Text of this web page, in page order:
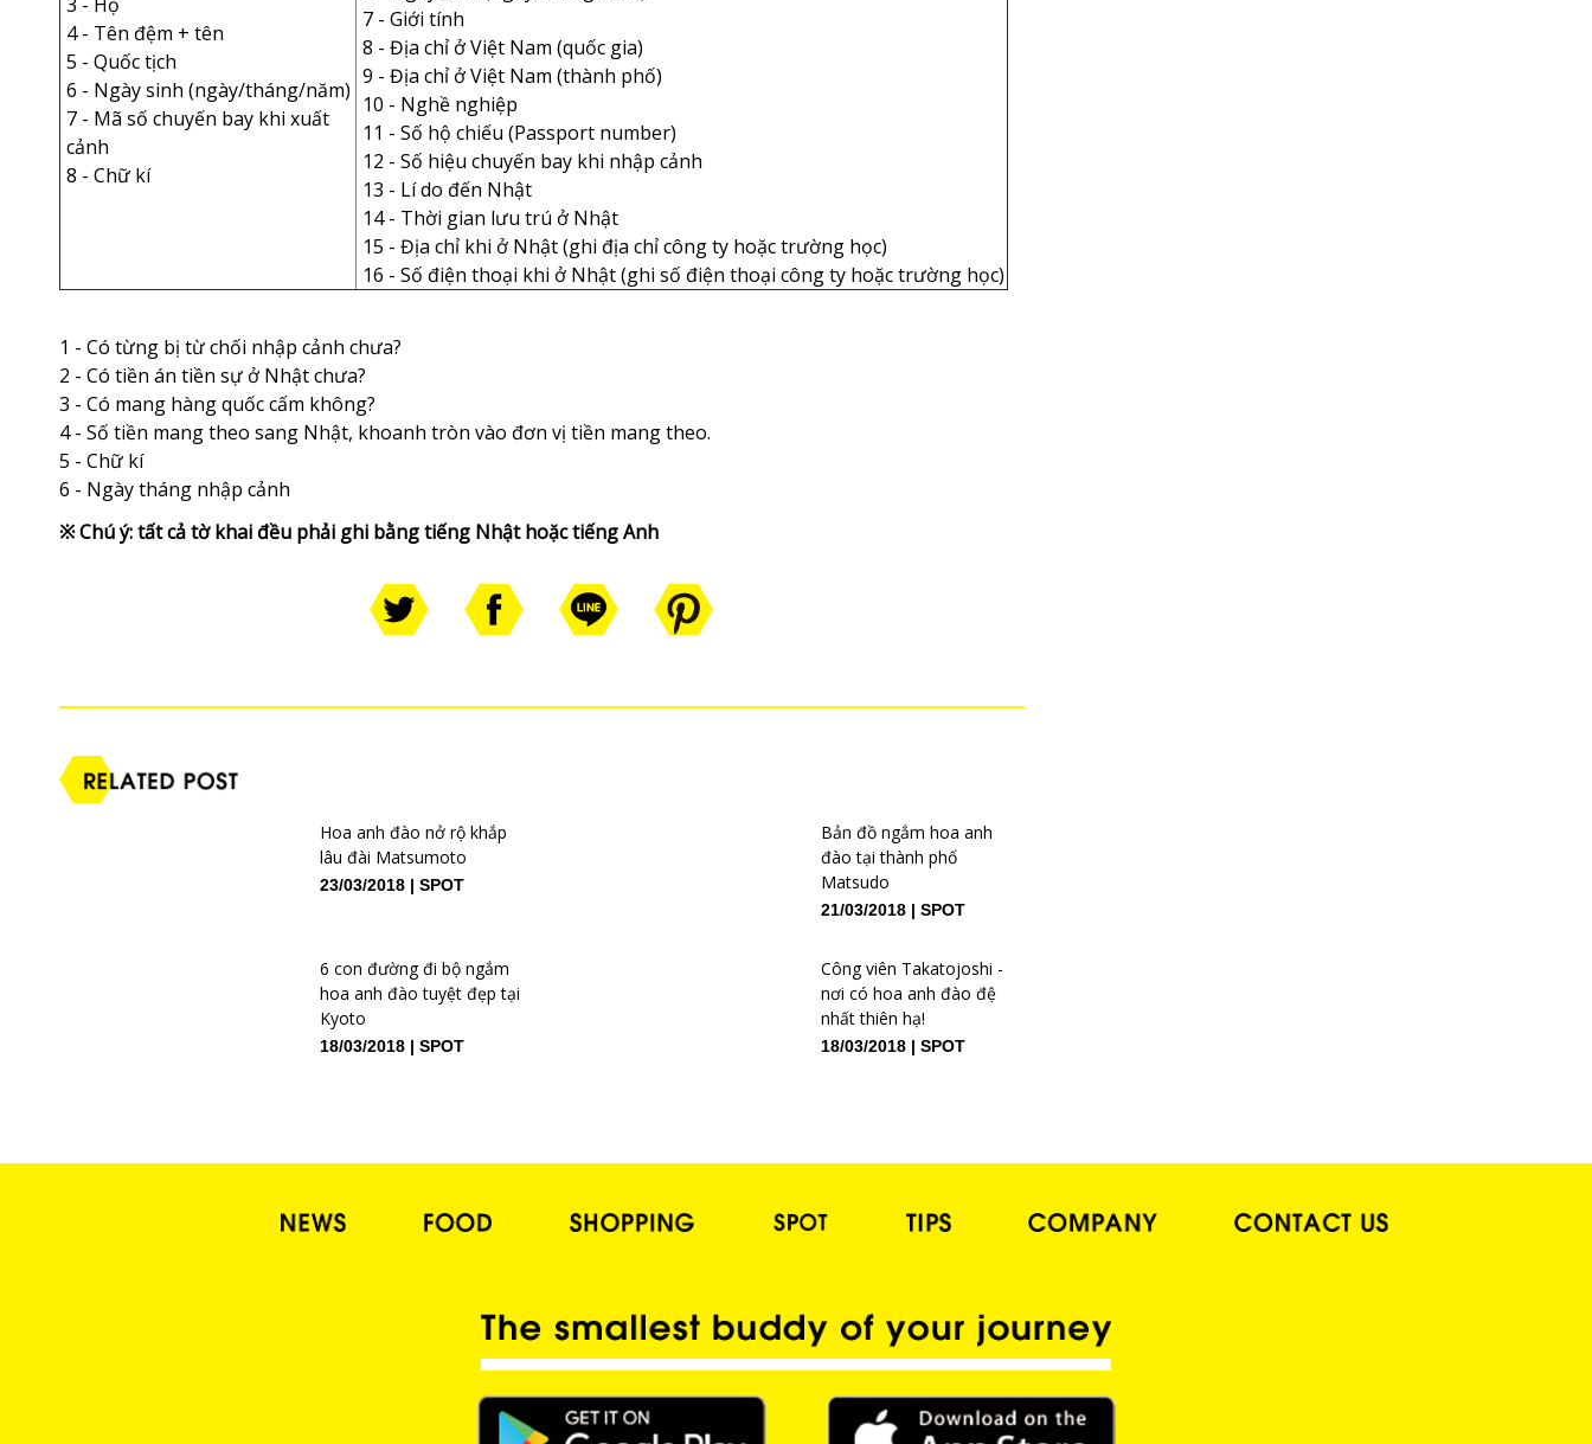
4 - Tên đệm + tên
5 - Quốc tịch
6 - Ngày sinh (ngày/tháng/năm)
7 - Mã số chuyến bay khi xuất
cảnh
8 - Chữ kí
7 - Giới tính
8 - Địa chỉ ở Việt Nam (quốc gia)
9 - Địa chỉ ở Việt Nam (thành phố)
10 - Nghề nghiệp
11 - Số hộ chiếu (Passport number)
12 - Số hiệu chuyến bay khi nhập cảnh
13 - Lí do đến Nhật
14 - Thời gian lưu trú ở Nhật
15 - Địa chỉ khi ở Nhật (ghi địa chỉ công ty hoặc trường học)
16 - Số điện thoại khi ở Nhật (ghi số điện thoại công ty hoặc trường học)
1 - Có từng bị từ chối nhập cảnh chưa?
2 - Có tiền án tiền sự ở Nhật chưa?
3 - Có mang hàng quốc cấm không?
4 - Số tiền mang theo sang Nhật, khoanh tròn vào đơn vị tiền mang theo.
5 - Chữ kí
6 - Ngày tháng nhập cảnh
※ Chú ý: tất cả tờ khai đều phải ghi bằng tiếng Nhật hoặc tiếng Anh
Hoa anh đào nở rộ khắp
lâu đài Matsumoto
23/03/2018 SPOT
Bản đồ ngắm hoa anh
đào tại thành phố
Matsudo
21/03/2018 SPOT
6 con đường đi bộ ngắm
hoa anh đào tuyệt đẹp tại
Kyoto
18/03/2018 SPOT
Công viên Takatojoshi -
nơi có hoa anh đào đệ
nhất thiên hạ!
18/03/2018 SPOT